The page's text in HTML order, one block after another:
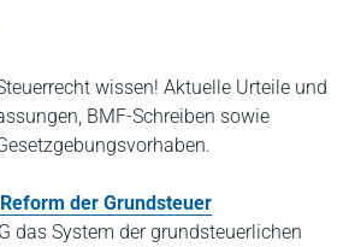
wissen! Aktuelle Urteile und
BMF-Schreiben sowie
der Grundsteuer
das System der grundsteuerlichen